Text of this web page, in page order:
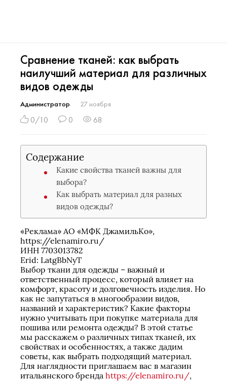
Сравнение тканей: как выбрать
наилучший материал для различных
видов одежды
Администратор 27 ноября
0/10 0 68
Содержание
Какие свойства тканей важны для
выбора?
Как выбрать материал для разных
видов одежды?
«Реклама» АО «МФК ДжамильКо»,
https://elenamiro.ru/
ИНН 7703013782
Erid: LatgBbNyT
Выбор ткани для одежды – важный и
ответственный процесс, который влияет на
комфорт, красоту и долговечность изделия. Но
как не запутаться в многообразии видов,
названий и характеристик? Какие факторы
нужно учитывать при покупке материала для
пошива или ремонта одежды? В этой статье
мы расскажем о различных типах тканей, их
свойствах и особенностях, а также дадим
советы, как выбрать подходящий материал.
Для наглядности приглашаем вас в магазин
итальянского бренда https://elenamiro.ru/,